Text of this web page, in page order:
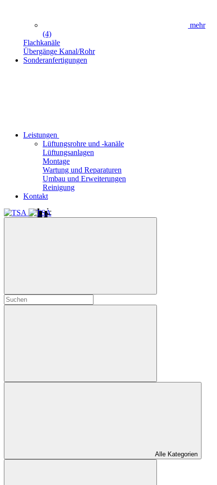
mehr
(4)
Flachkanäle
Übergänge Kanal/Rohr
Sonderanfertigungen
Leistungen
Lüftungsrohre und -kanäle
Lüftungsanlagen
Montage
Wartung und Reparaturen
Umbau und Erweiterungen
Reinigung
Kontakt
Alle Kategorien